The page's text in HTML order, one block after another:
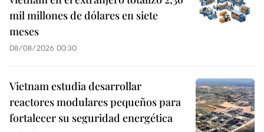
mil millones de dólares en siete
meses
08/08/2026 00:30
Vietnam estudia desarrollar
reactores modulares pequeños para
fortalecer su seguridad energética